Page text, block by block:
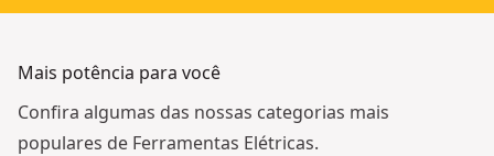
Mais potência para você
Confira algumas das nossas categorias mais
populares de Ferramentas Elétricas.